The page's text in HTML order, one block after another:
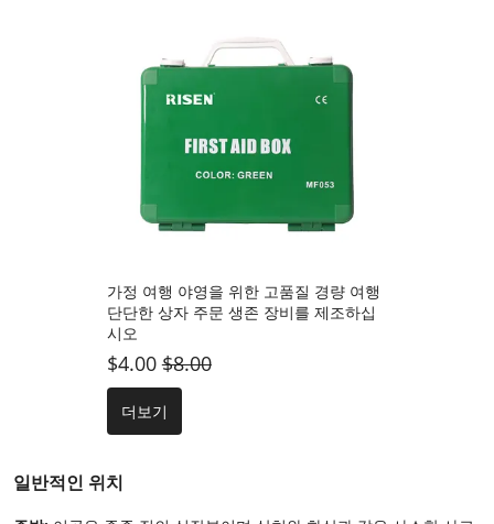
가정 여행 야영을 위한 고품질 경량 여행
단단한 상자 주문 생존 장비를 제조하십
시오
$4.00 $8.00
더보기
일반적인 위치